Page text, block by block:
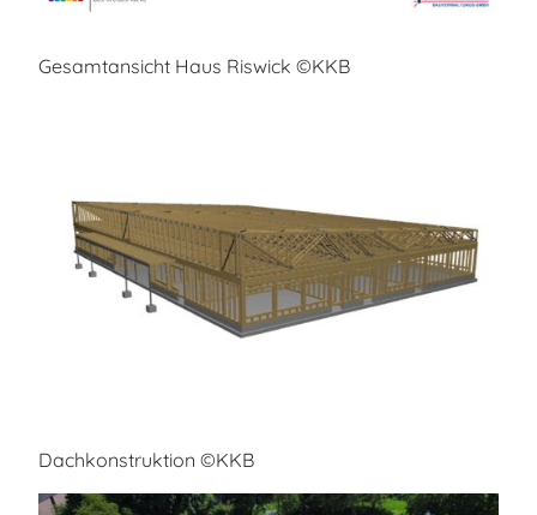
Gesamtansicht Haus Riswick ©KKB
Dachkonstruktion ©KKB